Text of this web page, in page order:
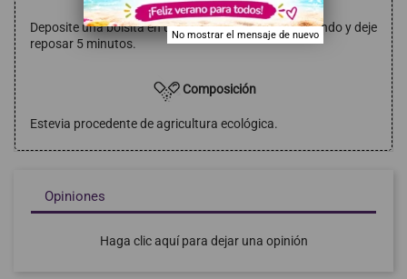
Deposite una bolsita en una taza, añada agua hirviendo y deje
reposar 5 minutos.
Composición
Estevia procedente de agricultura ecológica.
Opiniones
Haga clic aquí para dejar una opinión
No mostrar el mensaje de nuevo